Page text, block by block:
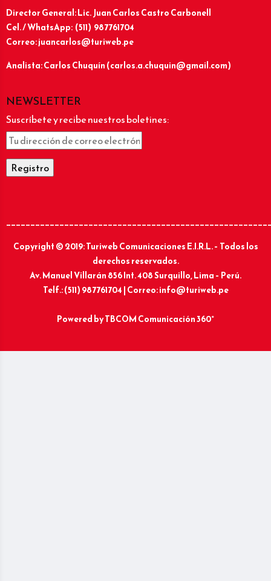
Director General: Lic.Juan Carlos Castro Carbonell
Cel. / WhatsApp: (511) 987761704
Correo: juancarlos@turiweb.pe
Analista: Carlos Chuquín (carlos.a.chuquin@gmail.com)
NEWSLETTER
Suscríbete y recibe nuestros boletines:
Copyright © 2019: Turiweb Comunicaciones E.I.R.L. – Todos los
derechos reservados.
Av. Manuel Villarán 856 Int. 408 Surquillo, Lima – Perú.
Telf.: (511) 987761704 | Correo: info@turiweb.pe
Powered byTBCOM Comunicación 360°